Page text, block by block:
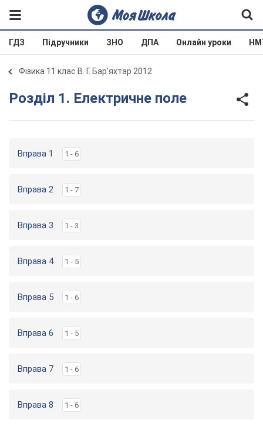
ГДЗ Підручники ЗНО ДПА Онлайн уроки
Фізика 11 клас В. Г. Бар’яхтар 2012
Розділ 1. Електричне поле
Вправа 1 1 - 6
Вправа 2 1 - 7
Вправа 3 1 - 3
Вправа 4 1 - 5
Вправа 5 1 - 6
Вправа 6 1 - 5
Вправа 7 1 - 6
Вправа 8 1 - 6